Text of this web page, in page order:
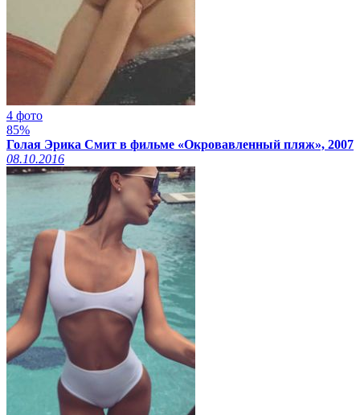
4 фото
85%
Голая Эрика Смит в фильме «Окровавленный пляж», 2007
08.10.2016